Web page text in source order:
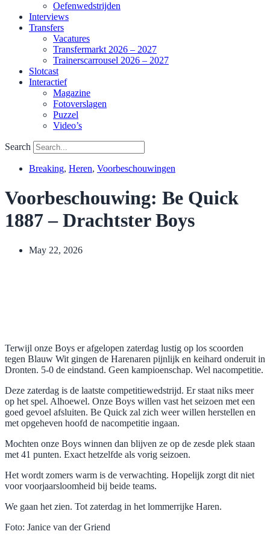
Oefenwedstrijden
Interviews
Transfers
Vacatures
Transfermarkt 2026 – 2027
Trainerscarrousel 2026 – 2027
Slotcast
Interactief
Magazine
Fotoverslagen
Puzzel
Video’s
Search
Breaking, Heren, Voorbeschouwingen
Voorbeschouwing: Be Quick
1887 – Drachtster Boys
May 22, 2026
Terwijl onze Boys er afgelopen zaterdag lustig op los scoorden
tegen Blauw Wit gingen de Harenaren pijnlijk en keihard onderuit in
Dronten. 5-0 de eindstand. Geen kampioenschap. Wel nacompetitie.
Deze zaterdag is de laatste competitiewedstrijd. Er staat niks meer
op het spel. Alhoewel. Onze Boys willen vast het seizoen met een
goed gevoel afsluiten. Be Quick zal zich weer willen herstellen en
met opgeheven hoofd de nacompetitie ingaan.
Mochten onze Boys winnen dan blijven ze op de zesde plek staan
met 41 punten. Exact hetzelfde als vorig seizoen.
Het wordt zomers warm is de verwachting. Hopelijk zorgt dit niet
voor voorjaarsloomheid bij beide teams.
We gaan het zien. Tot zaterdag in het lommerrijke Haren.
Foto: Janice van der Griend